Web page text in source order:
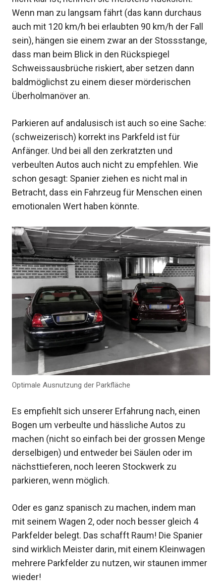
Wenn man zu langsam fährt (das kann durchaus
auch mit 120 km/h bei erlaubten 90 km/h der Fall
sein), hängen sie einem zwar an der Stossstange,
dass man beim Blick in den Rückspiegel
Schweissausbrüche riskiert, aber setzen dann
baldmöglichst zu einem dieser mörderischen
Überholmanöver an.
Parkieren auf andalusisch ist auch so eine Sache:
(schweizerisch) korrekt ins Parkfeld ist für
Anfänger. Und bei all den zerkratzten und
verbeulten Autos auch nicht zu empfehlen. Wie
schon gesagt: Spanier ziehen es nicht mal in
Betracht, dass ein Fahrzeug für Menschen einen
emotionalen Wert haben könnte.
Optimale Ausnutzung der Parkfläche
Es empfiehlt sich unserer Erfahrung nach, einen
Bogen um verbeulte und hässliche Autos zu
machen (nicht so einfach bei der grossen Menge
derselbigen) und entweder bei Säulen oder im
nächsttieferen, noch leeren Stockwerk zu
parkieren, wenn möglich.
Oder es ganz spanisch zu machen, indem man
mit seinem Wagen 2, oder noch besser gleich 4
Parkfelder belegt. Das schafft Raum! Die Spanier
sind wirklich Meister darin, mit einem Kleinwagen
mehrere Parkfelder zu nutzen, wir staunen immer
wieder!